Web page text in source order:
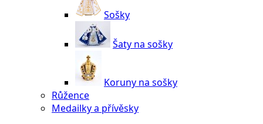
Sošky
Šaty na sošky
Koruny na sošky
Růžence
Medailky a přívěsky